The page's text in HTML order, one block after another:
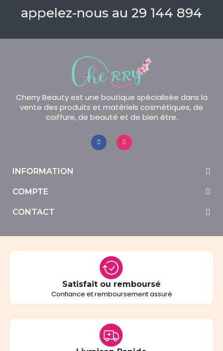
appelez-nous au 29 144 894
Cherry Beauty est une boutique spécialisée dans la
vente des produits et matériels cosmétiques, de
coiffure, de beauté et de bien être.
INFORMATION
COMPTE
CONTACT
Satisfait ou remboursé
Confiance et remboursement assuré